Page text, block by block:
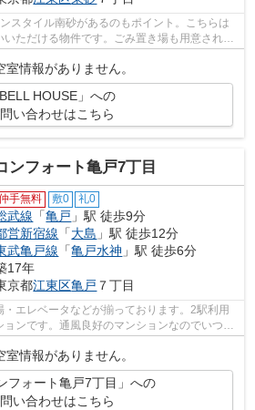
スタイル南砂があるのもポイント。こちらは
ただける物件です。ごみ置き場も用意されて
室情報がありません。
BELL HOUSE」への
い合わせはこちら
ンフォート亀戸7丁目
手無料 敷0 礼0
武線 「亀戸 」駅 徒歩9分
営新宿線 「大島 」駅 徒歩12分
武亀戸線 「亀戸水神 」駅 徒歩6分
17年
京都江東区亀戸 ７丁目
エレベータなどが揃っております。2駅利用
ンです。通風良好のマンションなのでいつで
初期費用を...
室情報がありません。
フォート亀戸7丁目」への
い合わせはこちら